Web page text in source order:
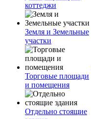
коттеджи
Земля и Земельные
участки
Торговые площади
и помещения
Отдельно стоящие